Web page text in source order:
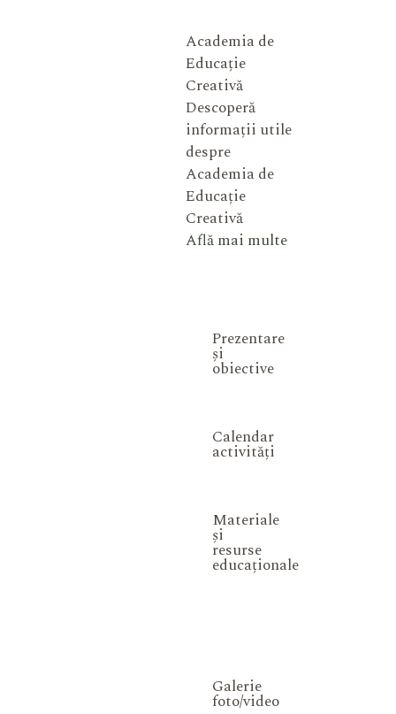
Academia de
Educație
Creativă
Descoperă
informații utile
despre
Academia de
Educație
Creativă
Află mai multe
Prezentare
și
obiective
Calendar
activități
Materiale
și
resurse
educaționale
Galerie
foto/video